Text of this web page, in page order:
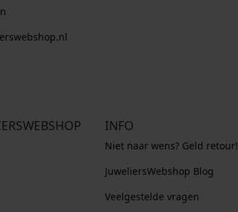
INFO
Niet naar wens? Geld retour!
JuweliersWebshop Blog
Veelgestelde vragen